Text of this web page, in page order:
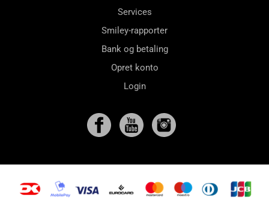
Services
Smiley-rapporter
Bank og betaling
Opret konto
Login